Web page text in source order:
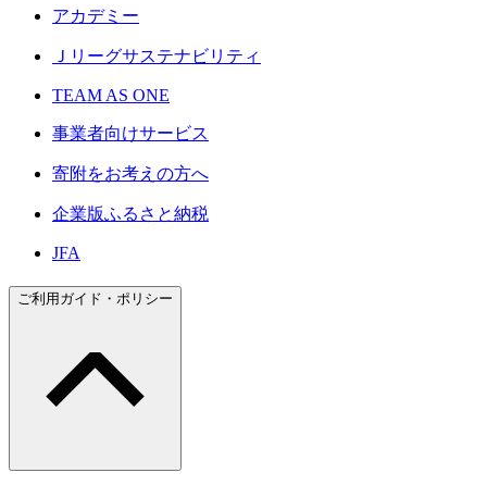
アカデミー
Ｊリーグサステナビリティ
TEAM AS ONE
事業者向けサービス
寄附をお考えの方へ
企業版ふるさと納税
JFA
ご利用ガイド・ポリシー